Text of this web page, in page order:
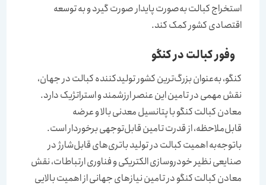
استخراج کبالت به‌‌‌‌‌‌صورت پایدار صورت گیرد و به توسعه
اقتصادی کشور کمک کند.
وفور کبالت در کنگو
کنگو، به‌عنوان بزرگ‌ترین کشور تولیدکننده کبالت در جهان،
نقش مهمی در تامین این عنصر ارزشمند و استراتژیک دارد.
معادن کبالت کنگو با پتانسیل معدنی بالا و عرضه
قابل‌‌‌‌‌‌ملاحظه، از قدرت تامین قابل‌‌‌‌‌‌توجهی برخوردار است.
باتوجه‌‌‌‌‌‌به اهمیت کبالت در تولید باتری‌‌‌‌‌‌های قابل‌‌‌‌‌‌شارژ در
صنایعی نظیر خودروسازی الکتریکی و فناوری ارتباطات، نقش
معادن کبالت کنگو در تامین نیازهای جهانی از اهمیت بالایی